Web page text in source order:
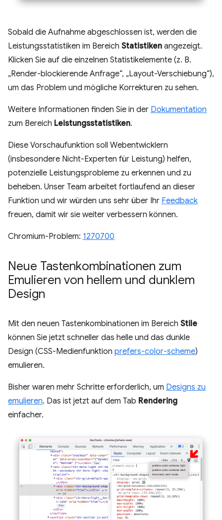
Sobald die Aufnahme abgeschlossen ist, werden die
Leistungsstatistiken im Bereich Statistiken angezeigt.
Klicken Sie auf die einzelnen Statistikelemente (z. B.
„Render-blockierende Anfrage“, „Layout-Verschiebung“),
um das Problem und mögliche Korrekturen zu sehen.
Weitere Informationen finden Sie in der Dokumentation
zum Bereich Leistungsstatistiken.
Diese Vorschaufunktion soll Webentwicklern
(insbesondere Nicht-Experten für Leistung) helfen,
potenzielle Leistungsprobleme zu erkennen und zu
beheben. Unser Team arbeitet fortlaufend an dieser
Funktion und wir würden uns sehr über Ihr Feedback
freuen, damit wir sie weiter verbessern können.
Chromium-Problem: 1270700
Neue Tastenkombinationen zum
Emulieren von hellem und dunklem
Design
Mit den neuen Tastenkombinationen im Bereich Stile
können Sie jetzt schneller das helle und das dunkle
Design (CSS-Medienfunktion prefers-color-scheme)
emulieren.
Bisher waren mehr Schritte erforderlich, um Designs zu
emulieren. Das ist jetzt auf dem Tab Rendering
einfacher.